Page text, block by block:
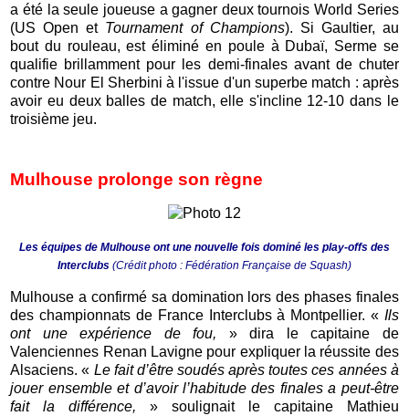
a été la seule joueuse a gagner deux tournois World Series
(US Open et Tournament of Champions). Si Gaultier, au
bout du rouleau, est éliminé en poule à Dubaï, Serme se
qualifie brillamment pour les demi-finales avant de chuter
contre Nour El Sherbini à l'issue d'un superbe match : après
avoir eu deux balles de match, elle s'incline 12-10 dans le
troisième jeu.
Mulhouse prolonge son règne
Les équipes de Mulhouse ont une nouvelle fois dominé les play-offs des
Interclubs (Crédit photo : Fédération Française de Squash)
Mulhouse a confirmé sa domination lors des phases finales
des championnats de France Interclubs à Montpellier. «Ils
ont une expérience de fou, » dira le capitaine de
Valenciennes Renan Lavigne pour expliquer la réussite des
Alsaciens. « Le fait d’être soudés après toutes ces années à
jouer ensemble et d’avoir l’habitude des finales a peut-être
fait la différence, » soulignait le capitaine Mathieu